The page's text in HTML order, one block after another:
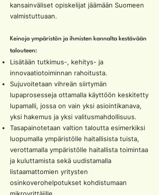
kansainväliset opiskelijat jäämään Suomeen
valmistuttuaan.
Keinoja ympäristön ja ihmisten kannalta kestävään
talouteen:
Lisätään tutkimus-, kehitys- ja
innovaatiotoiminnan rahoitusta.
Sujuvoitetaan vihreän siirtymän
lupaprosesseja ottamalla käyttöön keskitetty
lupamalli, jossa on vain yksi asiointikanava,
yksi hakemus ja yksi valitusmahdollisuus.
Tasapainotetaan valtion taloutta esimerkiksi
luopumalla ympäristölle haitallisista tuista,
verottamalla ympäristölle haitallista toimintaa
ja kuluttamista sekä uudistamalla
listaamattomien yritysten
osinkoverohelpotukset kohdistumaan